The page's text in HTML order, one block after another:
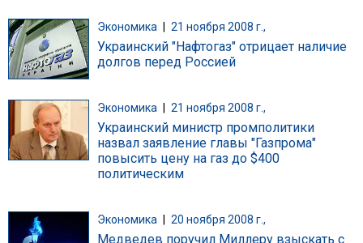
Экономика 21 ноября 2008 г.,
Украинский "Нафтогаз" отрицает наличие
долгов перед Россией
Экономика 21 ноября 2008 г.,
Украинский министр промполитики
назвал заявление главы "Газпрома"
повысить цену на газ до $400
политическим
Экономика 20 ноября 2008 г.,
Медведев поручил Миллеру взыскать с